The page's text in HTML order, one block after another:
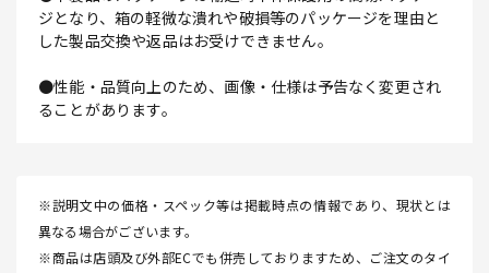
ジとなり、箱の軽微な潰れや破損等のパッケージを理由と
した製品交換や返品はお受けできません。
●性能・品質向上のため、画像・仕様は予告なく変更され
ることがあります。
※説明文中の価格・スペック等は掲載時点の情報であり、現状とは
異なる場合がございます。
※商品は店頭及び外部ECでも併売しておりますため、ご注文のタイ